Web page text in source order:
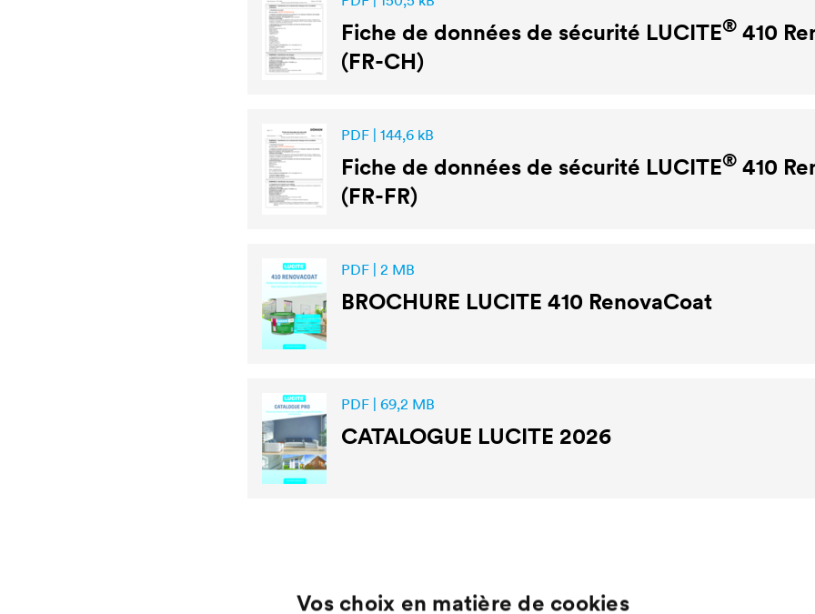
Vos choix en matière de cookies
Fiche de données de sécurité LUCITE® 410
(FR-CH)
PDF | 144,6 kB
Fiche de données de sécurité LUCITE® 410
(FR-FR)
PDF | 2 MB
BROCHURE LUCITE 410 RenovaCoat
PDF | 69,2 MB
CATALOGUE LUCITE 2026